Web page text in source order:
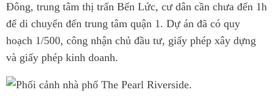
Đông, trung tâm thị trấn Bến Lức, cư dân cần chưa đến 1h
để di chuyển đến trung tâm quận 1. Dự án đã có quy
hoạch 1/500, công nhận chủ đầu tư, giấy phép xây dựng
và giấy phép kinh doanh.